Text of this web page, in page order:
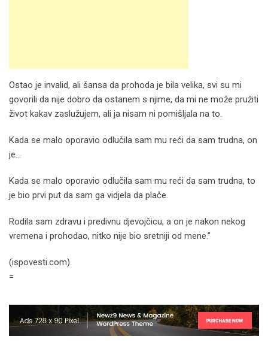
Ostao je invalid, ali šansa da prohoda je bila velika, svi su mi
govorili da nije dobro da ostanem s njime, da mi ne može pružiti
život kakav zaslužujem, ali ja nisam ni pomišljala na to.
Kada se malo oporavio odlučila sam mu reći da sam trudna, on
je…
Kada se malo oporavio odlučila sam mu reći da sam trudna, to
je bio prvi put da sam ga vidjela da plače.
Rodila sam zdravu i predivnu djevojčicu, a on je nakon nekog
vremena i prohodao, nitko nije bio sretniji od mene.”
(ispovesti.com)
=